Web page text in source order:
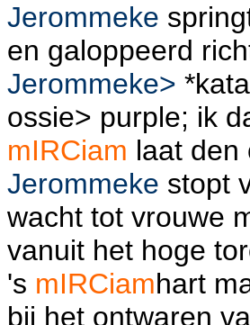
Jerommeke
en galoppeerd
Jerommeke>
ossie> purple; ik
mIRCiam laat den
Jerommeke stopt
wacht tot vrouwe
vanuit het hoge
's mIRCiamhart
bij het ontwaren